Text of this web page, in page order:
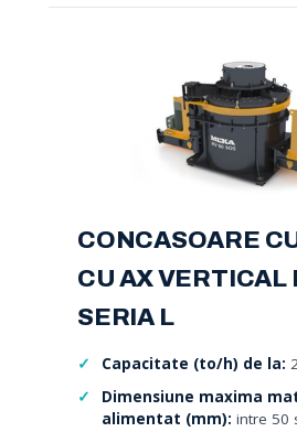
CONCASOARE
CU AX VERTICAL
SERIA L
Capacitate (to/h) de la:
Dimensiune maxima
alimentat (mm): intre 50